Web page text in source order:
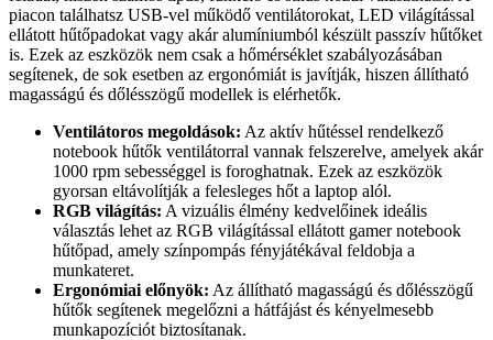
piacon találhatsz USB-vel működő ventilátorokat, LED világítással
ellátott hűtőpadokat vagy akár alumíniumból készült passzív hűtőket
is. Ezek az eszközök nem csak a hőmérséklet szabályozásában
segítenek, de sok esetben az ergonómiát is javítják, hiszen állítható
magasságú és dőlésszögű modellek is elérhetők.
Ventilátoros megoldások: Az aktív hűtéssel rendelkező
notebook hűtők ventilátorral vannak felszerelve, amelyek akár
1000 rpm sebességgel is foroghatnak. Ezek az eszközök
gyorsan eltávolítják a felesleges hőt a laptop alól.
RGB világítás: A vizuális élmény kedvelőinek ideális
választás lehet az RGB világítással ellátott gamer notebook
hűtőpad, amely színpompás fényjátékával feldobja a
munkateret.
Ergonómiai előnyök: Az állítható magasságú és dőlésszögű
hűtők segítenek megelőzni a hátfájást és kényelmesebb
munkapozíciót biztosítanak.